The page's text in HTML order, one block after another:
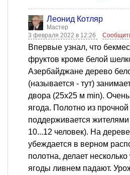
Леонид Котляр
Мастер
3 февраля 2022 в 12:26
Впервые узнал, что
фруктов кроме белой
Азербайджане дерево
(называется - тут)
двора (25х25 м min).
ягода. Полотно из прочной
поддерживается
10...12 человек). На
убеждается в верном
полотна, делает
ягоды ливнем падают.